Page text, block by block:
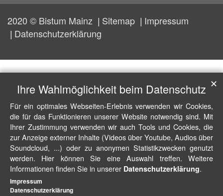
2020 © Bistum Mainz Sitemap
Impressum
Datenschutzerklärung
Ihre Wahlmöglichkeit beim Datenschutz
Für ein optimales Webseiten-Erlebnis verwenden wir Cookies,
die für das Funktionieren unserer Website notwendig sind. Mit
Ihrer Zustimmung verwenden wir auch Tools und Cookies, die
zur Anzeige externer Inhalte (Videos über Youtube, Audios über
Soundcloud, ...) oder zu anonymen Statistikzwecken genutzt
werden. Hier können Sie eine Auswahl treffen. Weitere
Informationen finden Sie in unserer Datenschutzerklärung.
✕
Impressum
Datenschutzerklärung